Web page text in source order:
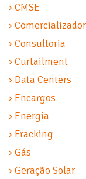
› CMSE
›
› Consultoria
› Curtailment
› Data Centers
› Encargos
› Energia
› Fracking
› Gás
› Geração Solar